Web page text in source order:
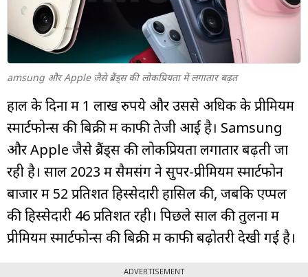
वीडियो
म्यूचुअल
फंड
amsung और Apple जैसे ब्रैंड्स की लोकप्रियता में लगातार बढ़त
हाल के दिनों में 1 लाख रुपये और उससे अधिक के प्रीमियम
स्मार्टफोन्स की बिक्री में काफी तेजी आई है। Samsung
और Apple जैसे ब्रैंड्स की लोकप्रियता लगातार बढ़ती जा
रही है। साल 2023 में सैमसंग ने सुपर-प्रीमियम स्मार्टफोन
बाजार में 52 प्रतिशत हिस्सेदारी हासिल की, जबकि एप्पल
की हिस्सेदारी 46 प्रतिशत रही। पिछले साल की तुलना में
प्रीमियम स्मार्टफोन्स की बिक्री में काफी बढ़ोतरी देखी गई है।
ADVERTISEMENT